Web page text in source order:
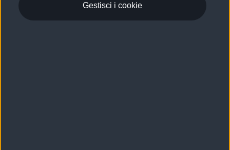
Gestisci i cookie